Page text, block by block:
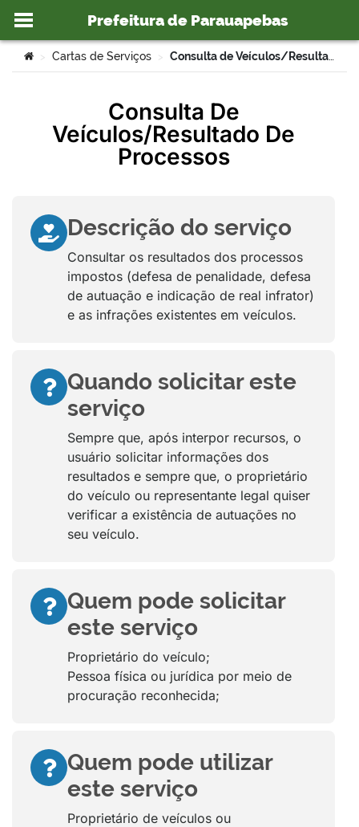
Ir para o conteúdo
Prefeitura de Parauapebas
Você está aqui:
> Cartas de Serviços > Consulta de Veículos/Resultado de Processos – DMTT
Consulta De
Veículos/Resultado De
Processos
Descrição do serviço
Consultar os resultados dos processos
impostos (defesa de penalidade, defesa
de autuação e indicação de real infrator)
e as infrações existentes em veículos.
Quando solicitar este
serviço
Sempre que, após interpor recursos, o
usuário solicitar informações dos
resultados e sempre que, o proprietário
do veículo ou representante legal quiser
verificar a existência de autuações no
seu veículo.
Quem pode solicitar
este serviço
Proprietário do veículo;
Pessoa física ou jurídica por meio de
procuração reconhecida;
Quem pode utilizar
este serviço
Proprietário de veículos ou